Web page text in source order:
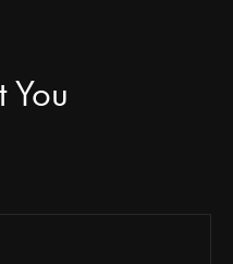
You